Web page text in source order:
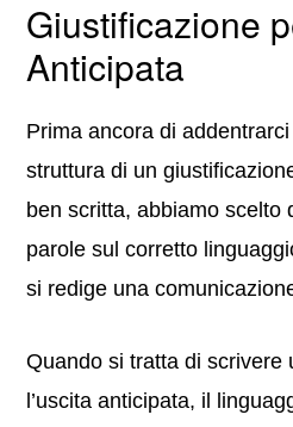
Giustificazione
Anticipata
Prima ancora di
struttura di un
ben scritta, abbiamo scelto
parole sul corretto
si redige una
Quando si tratta di scrivere
l’uscita anticipata, il